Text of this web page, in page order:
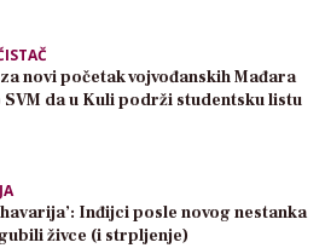
novi početak vojvođanskih Mađara
da u Kuli podrži studentsku listu
havarija’: Inđijci posle novog nestanka
živce (i strpljenje)